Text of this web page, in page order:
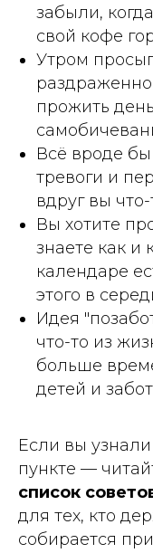
забыли,
свой кофе
Утром
прожить
Всё вроде
тревоги и
вдруг вы
Вы хотите
знаете как и
календаре
этого в
Идея
что-то из
больше
детей и
Если вы
пункте —
список
для тех, кто
собирается